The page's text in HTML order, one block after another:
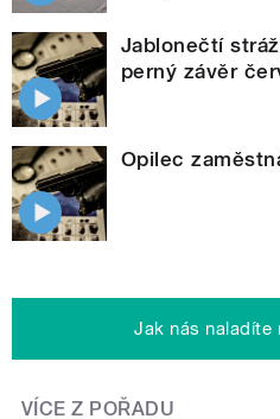
Jablonečtí
perný závěr
Opilec
Jak nás naladíte
VÍCE Z POŘADU